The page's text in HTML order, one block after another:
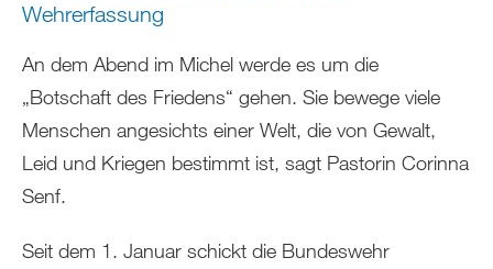
Wehrerfassung
An dem Abend im Michel werde es um die
„Botschaft des Friedens“ gehen. Sie bewege viele
Menschen angesichts einer Welt, die von Gewalt,
Leid und Kriegen bestimmt ist, sagt Pastorin Corinna
Senf.
Seit dem 1. Januar schickt die Bundeswehr